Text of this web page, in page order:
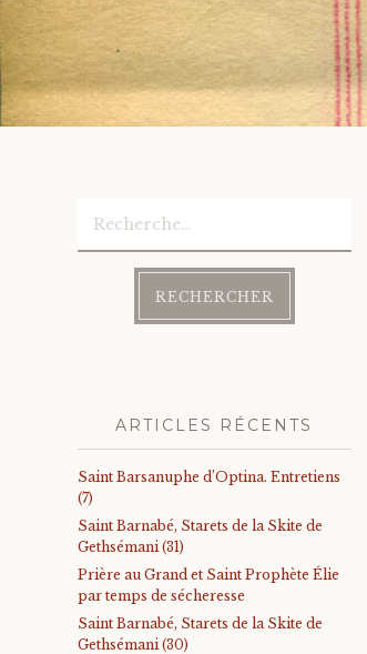
Rechercher :
ARTICLES RÉCENTS
Saint Barsanuphe d’Optina. Entretiens
(7)
Saint Barnabé, Starets de la Skite de
Gethsémani (31)
Prière au Grand et Saint Prophète Élie
par temps de sécheresse
Saint Barnabé, Starets de la Skite de
Gethsémani (30)